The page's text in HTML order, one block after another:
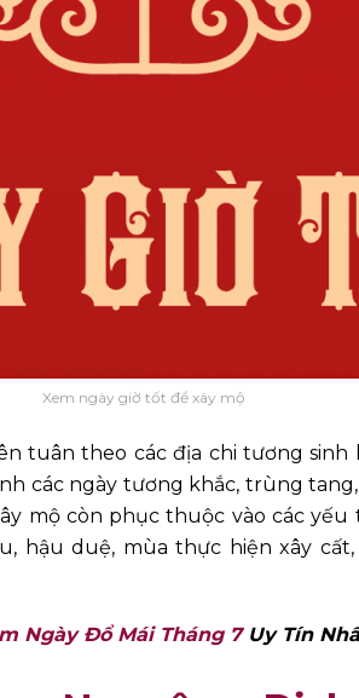
Xem ngày giờ tốt để xây mộ
tuân theo các địa chi tương
các ngày tương khắc, trùng
mộ còn phục thuộc vào các
hậu duệ, mùa thực hiện xây
Ngày Đổ Mái Tháng 7 Uy Tín